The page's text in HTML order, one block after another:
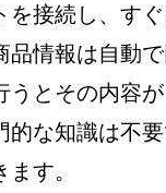
を接続し、す
品情報は自動
うとその内容
的な知識は不
ます。